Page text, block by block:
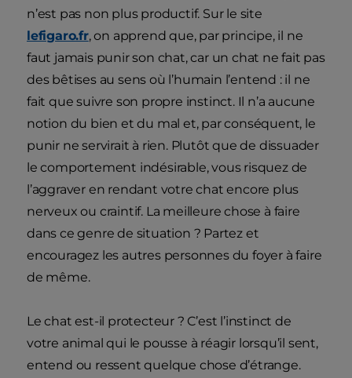
n’est pas non plus productif. Sur le site
lefigaro.fr, on apprend que, par principe, il ne
faut jamais punir son chat, car un chat ne fait pas
des bêtises au sens où l’humain l’entend : il ne
fait que suivre son propre instinct. Il n’a aucune
notion du bien et du mal et, par conséquent, le
punir ne servirait à rien. Plutôt que de dissuader
le comportement indésirable, vous risquez de
l’aggraver en rendant votre chat encore plus
nerveux ou craintif. La meilleure chose à faire
dans ce genre de situation ? Partez et
encouragez les autres personnes du foyer à faire
de même.
Le chat est-il protecteur ? C’est l’instinct de
votre animal qui le pousse à réagir lorsqu’il sent,
entend ou ressent quelque chose d’étrange.